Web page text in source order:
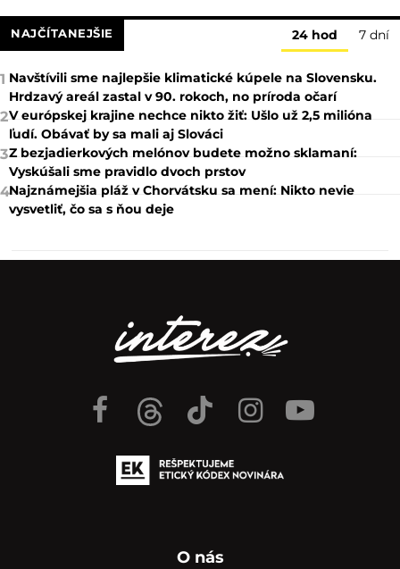
NAJČÍTANEJŠIE 24 hod 7 dní
1 Navštívili sme najlepšie klimatické kúpele na Slovensku.
Hrdzavý areál zastal v 90. rokoch, no príroda očarí
2V európskej krajine nechce nikto žiť: Ušlo už 2,5 milióna
ľudí. Obávať by sa mali aj Slováci
3Z bezjadierkových melónov budete možno sklamaní:
Vyskúšali sme pravidlo dvoch prstov
4Najznámejšia pláž v Chorvátsku sa mení: Nikto nevie
vysvetliť, čo sa s ňou deje
O nás